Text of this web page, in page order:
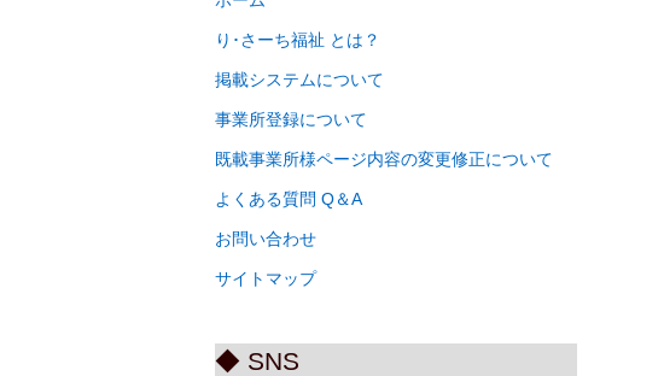
り･さーち福祉 とは？
掲載システムについて
事業所登録について
既載事業所様ページ内容の変更修正について
よくある質問 Q＆A
お問い合わせ
サイトマップ
◆ SNS